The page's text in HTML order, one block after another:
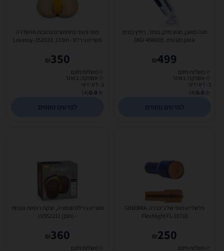
מגה מאונן, מנוע חזק, נצמד, רחיץ במים
ונטען מגנטית. DIGI-496005
499
₪
משלוח חינם
אספקה: באתר
ב- דיגי דיגי
0.0
(4)
לפרטים נוספים
פוסי ותוסי בתחתונים צהובות מהסדרה
סטריט גירלס - מס 13. Lovetoy-352033
350
₪
משלוח חינם
אספקה: באתר
ב- דיגי דיגי
0.0
(4)
לפרטים נוספים
פלשלייט פוסי של ג'ינברה. GINEBRA
Fleshlight FL-10710
250
₪
משלוח חינם
סטריט גירלס סנסציה, יונקת רוטטת וגונחת
- (חום) LV352211
360
₪
משלוח חינם